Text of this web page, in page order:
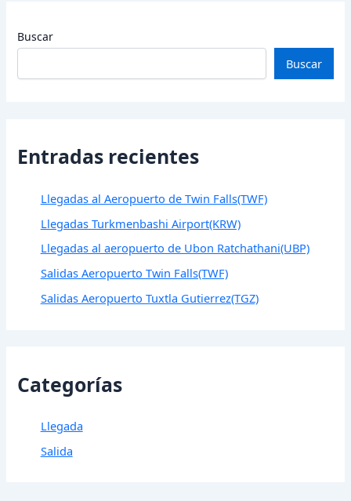
Buscar
Buscar
Entradas recientes
Llegadas al Aeropuerto de Twin Falls(TWF)
Llegadas Turkmenbashi Airport(KRW)
Llegadas al aeropuerto de Ubon Ratchathani(UBP)
Salidas Aeropuerto Twin Falls(TWF)
Salidas Aeropuerto Tuxtla Gutierrez(TGZ)
Categorías
Llegada
Salida